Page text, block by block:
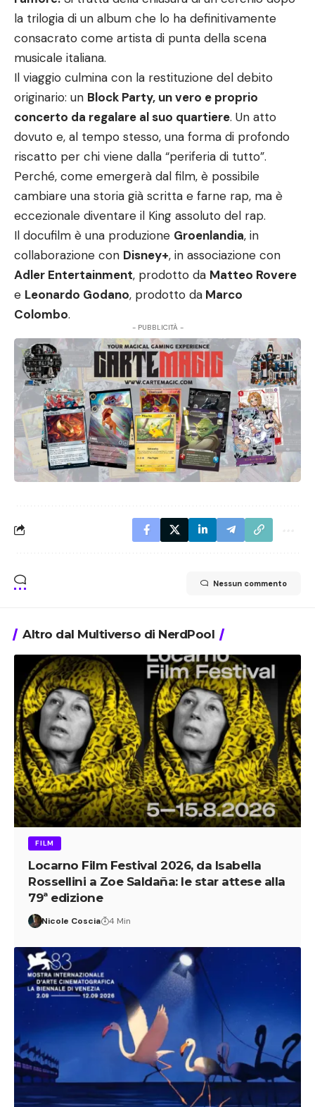
la trilogia di un album che lo ha definitivamente
consacrato come artista di punta della scena
musicale italiana.
Il viaggio culmina con la restituzione del debito
originario: un Block Party, un vero e proprio
concerto da regalare al suo quartiere. Un atto
dovuto e, al tempo stesso, una forma di profondo
riscatto per chi viene dalla “periferia di tutto”.
Perché, come emergerà dal film, è possibile
cambiare una storia già scritta e farne rap, ma è
eccezionale diventare il King assoluto del rap.
Il docufilm è una produzione Groenlandia, in
collaborazione con Disney+, in associazione con
Adler Entertainment, prodotto da Matteo Rovere
e Leonardo Godano, prodotto da Marco
Colombo.
- PUBBLICITÀ -
Nessun commento
Altro dal Multiverso di NerdPool
FILM
Locarno Film Festival 2026, da Isabella
Rossellini a Zoe Saldaña: le star attese alla
79ª edizione
Nicole Coscia 4 Min